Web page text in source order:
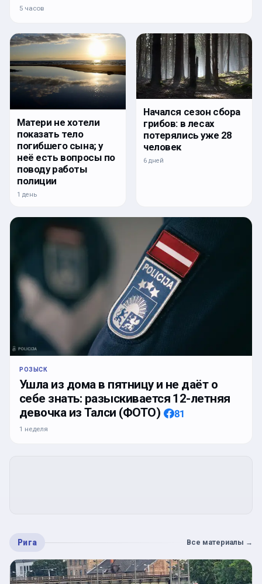
5 часов
Матери не хотели
показать тело
погибшего сына; у
неё есть вопросы по
поводу работы
полиции
1 день
Начался сезон сбора
грибов: в лесах
потерялись уже 28
человек
6 дней
РОЗЫСК
Ушла из дома в пятницу и не даёт о
себе знать: разыскивается 12-летняя
девочка из Талси (ФОТО)
81
1 неделя
Рига Все материалы →